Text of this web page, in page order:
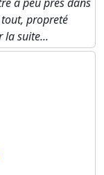
propreté
la suite...